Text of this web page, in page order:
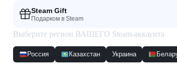
Steam Gift
Подарком в Steam
Выберите регион ВАШЕГО Steam-аккаунта
Россия Казахстан Украина